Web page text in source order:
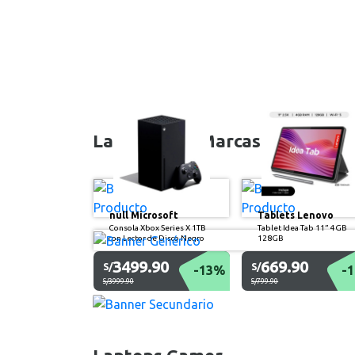
Las Mejores Marcas
null Microsoft
Consola Xbox Series X 1TB
con Lector de Disco Negro
S/3499.90
S/3999.90
-13%
Tablets Lenovo
Tablet Idea Tab 11” 4GB
128GB
S/669.90
S/799.90
-